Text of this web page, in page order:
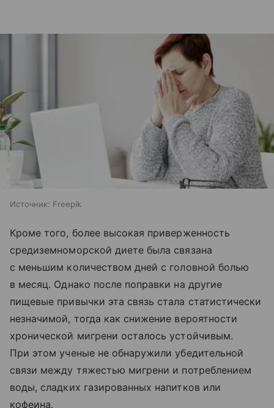
Источник: Freepik
Кроме того, более высокая приверженность
средиземноморской диете была связана
с меньшим количеством дней с головной болью
в месяц. Однако после поправки на другие
пищевые привычки эта связь стала статистически
незначимой, тогда как снижение вероятности
хронической мигрени осталось устойчивым.
При этом ученые не обнаружили убедительной
связи между тяжестью мигрени и потреблением
воды, сладких газированных напитков или
кофеина.